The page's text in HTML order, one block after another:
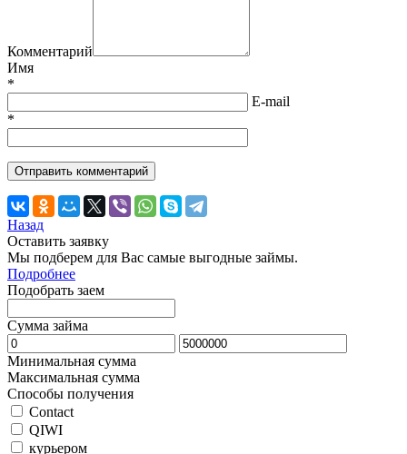
Комментарий
Имя
*
E-mail
*
Назад
Оставить заявку
Мы подберем для Вас самые выгодные займы.
Подробнее
Подобрать заем
Сумма займа
Минимальная сумма
Максимальная сумма
Способы получения
Contact
QIWI
курьером